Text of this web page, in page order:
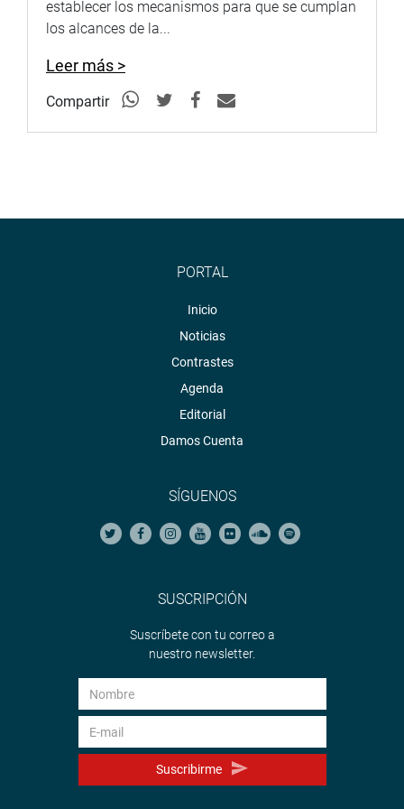
establecer los mecanismos para que se cumplan
los alcances de la...
Leer más >
Compartir
PORTAL
Inicio
Noticias
Contrastes
Agenda
Editorial
Damos Cuenta
SÍGUENOS
SUSCRIPCIÓN
Suscríbete con tu correo a
nuestro newsletter.
Suscribirme